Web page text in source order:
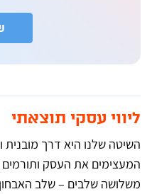
ליווי עסקי תוצאתי
השיטה שלנו היא דרך מובנית
המעצימים את העסק
משלושה שלבים – שלב